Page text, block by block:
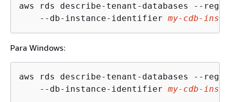
aws rds describe-tenant-databases --
    --db-instance-identifier
my-cdb-inst
Para Windows:
aws rds describe-tenant-databases --
    --db-instance-identifier
my-cdb-inst